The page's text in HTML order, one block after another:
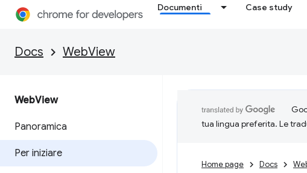
Documenti Case study
Docs WebView
WebView
Panoramica
Per iniziare
tua lingua preferita. Le
Home page Docs